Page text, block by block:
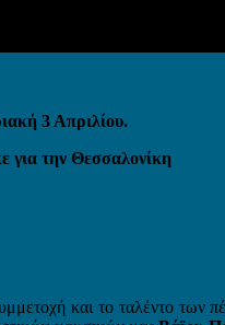
3 Απριλίου.
για την Θεσσαλονίκη
και το ταλέντο των